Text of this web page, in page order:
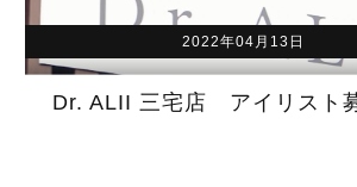
2022年04月13日
Dr. ALII 三宅店 アイリスト